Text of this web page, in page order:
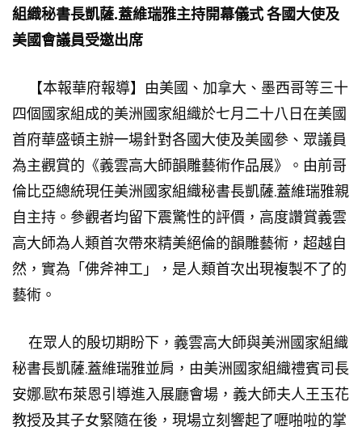
組織秘書長凱薩.蓋維瑞雅主持開幕儀式各國大使及
美國會議員受邀出席
【本報華府報導】由美國、加拿大、墨西哥等三十
四個國家組成的美洲國家組織於七月二十八日在美國
首府華盛頓主辦一場針對各國大使及美國參、眾議員
為主觀賞的《義雲高大師韻雕藝術作品展》。由前哥
倫比亞總統現任美洲國家組織秘書長凱薩.蓋維瑞雅親
自主持。參觀者均留下震驚性的評價，高度讚賞義雲
高大師為人類首次帶來精美絕倫的韻雕藝術，超越自
然，實為「佛斧神工」，是人類首次出現複製不了的
藝術。
在眾人的殷切期盼下，義雲高大師與美洲國家組織
秘書長凱薩.蓋維瑞雅並肩，由美洲國家組織禮賓司長
安娜.歐布萊恩引導進入展廳會場，義大師夫人王玉花
教授及其子女緊隨在後，現場立刻響起了嚦啪啦的掌